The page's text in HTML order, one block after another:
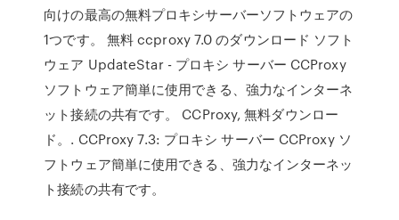
向けの最高の無料プロキシサーバーソフトウェアの
1つです。 無料 ccproxy 7.0 のダウンロード ソフト
ウェア UpdateStar - プロキシ サーバー CCProxy
ソフトウェア簡単に使用できる、強力なインターネ
ット接続の共有です。 CCProxy, 無料ダウンロー
ド。. CCProxy 7.3: プロキシ サーバー CCProxy ソ
フトウェア簡単に使用できる、強力なインターネッ
ト接続の共有です。